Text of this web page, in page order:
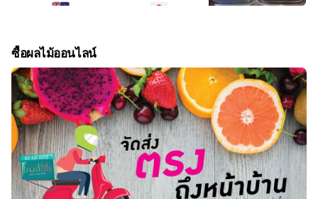
ซื้อผลไม้ออนไลน์